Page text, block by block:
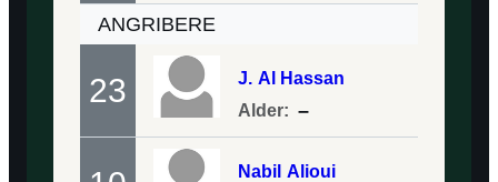
ANGRIBERE
23 J. Al Hassan
Alder: –
Nabil Alioui